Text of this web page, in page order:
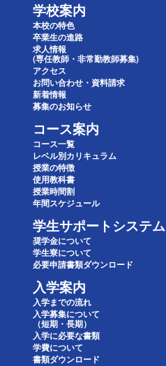
学校案内
本校の特色
卒業生の進路
求人情報
(専任教師・非常勤教師募集)
アクセス
お問い合わせ・資料請求
新着情報
募集のお知らせ
コース案内
コース一覧
レベル別カリキュラム
授業の特徴
使用教科書
授業時間割
年間スケジュール
学生サポートシステム
奨学金について
学生寮について
必要申請書類ダウンロード
入学案内
入学までの流れ
入学募集について
（短期・長期）
入学に必要な書類
学費について
書類ダウンロード